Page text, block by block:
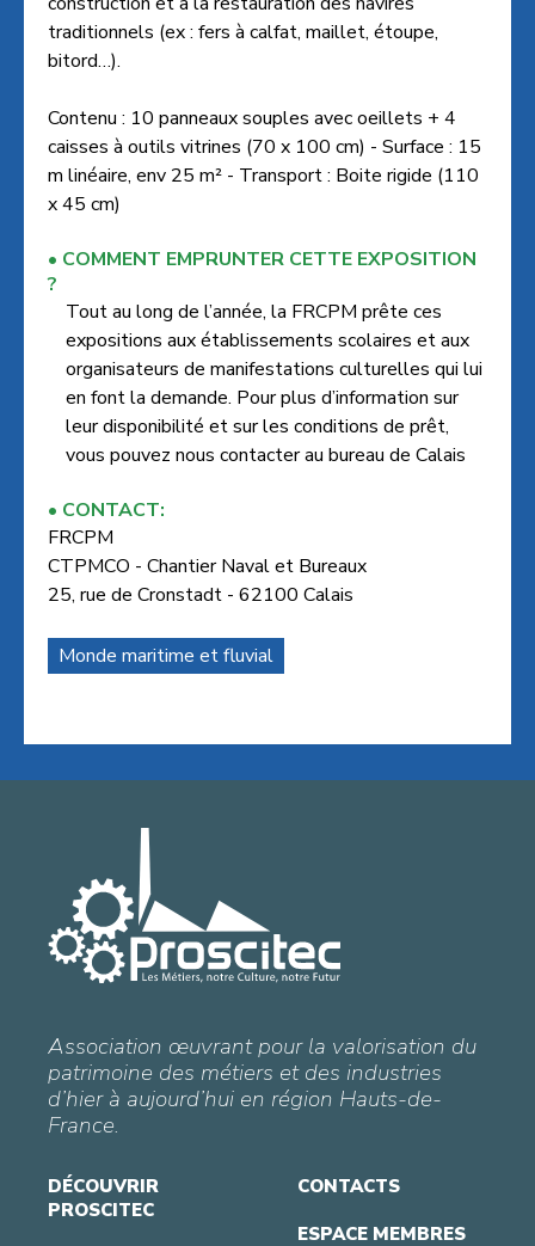
traditionnels (ex : fers à calfat, maillet, étoupe,
bitord…).
Contenu : 10 panneaux souples avec oeillets + 4
caisses à outils vitrines (70 x 100 cm) - Surface : 15
m linéaire, env 25 m² - Transport : Boite rigide (110
x 45 cm)
COMMENT EMPRUNTER CETTE EXPOSITION
?
Tout au long de l’année, la FRCPM prête ces
expositions aux établissements scolaires et aux
organisateurs de manifestations culturelles qui lui
en font la demande. Pour plus d’information sur
leur disponibilité et sur les conditions de prêt,
vous pouvez nous contacter au bureau de Calais
CONTACT:
FRCPM
CTPMCO - Chantier Naval et Bureaux
25, rue de Cronstadt - 62100 Calais
Monde maritime et fluvial
Association œuvrant pour la valorisation du
patrimoine des métiers et des industries
d’hier à aujourd’hui en région Hauts-de-
France.
DÉCOUVRIR
PROSCITEC
CONTACTS
ESPACE MEMBRES